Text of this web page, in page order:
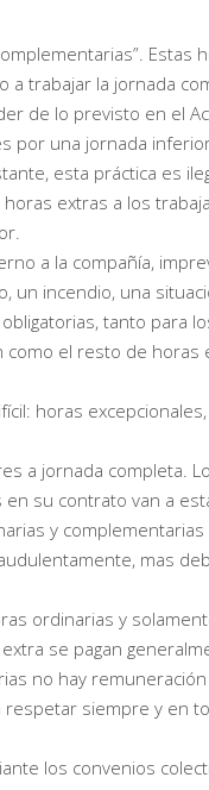
a trabajar la jornada
de lo previsto en el
por una jornada
esta práctica es
extras a los
a la compañía,
un incendio, una
tanto para
el resto de
horas
a jornada completa.
su contrato van a
y
mas
ordinarias y
se pagan
no hay remuneración
siempre y en
los convenios